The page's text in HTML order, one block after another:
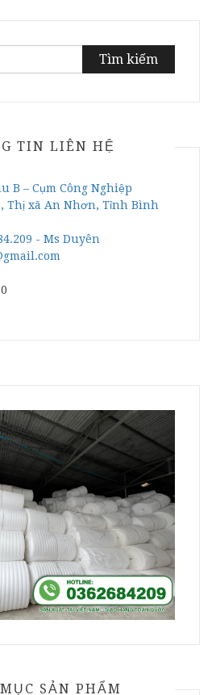
TIN LIÊN HỆ
B – Cụm Công Nghiệp
Thị xã An Nhơn, Tỉnh Bình
- Ms Duyên
SẢN PHẨM